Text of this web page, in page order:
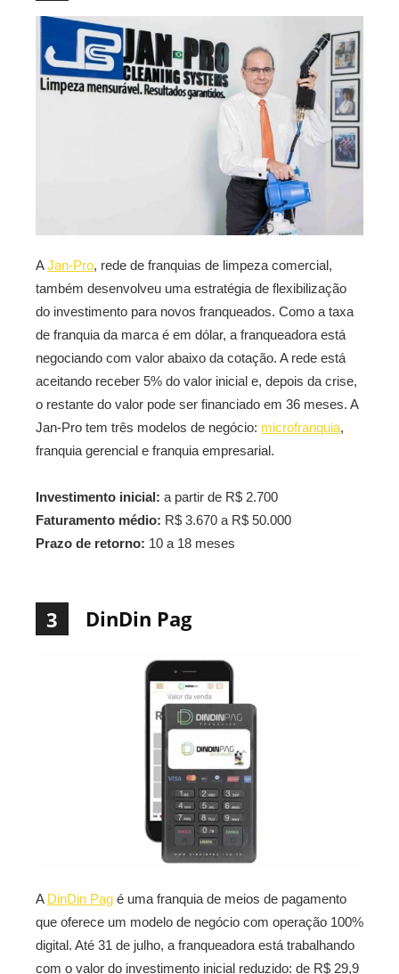
AJan-Pro, rede de franquias de limpeza comercial,
também desenvolveu uma estratégia de flexibilização
do investimento para novos franqueados. Como a taxa
de franquia da marca é em dólar, a franqueadora está
negociando com valor abaixo da cotação. A rede está
aceitando receber 5% do valor inicial e, depois da crise,
o restante do valor pode ser financiado em 36 meses. A
Jan-Pro tem três modelos de negócio: microfranquia,
franquia gerencial e franquia empresarial.
Investimento inicial: a partir de R$ 2.700
Faturamento médio: R$ 3.670 a R$ 50.000
Prazo de retorno: 10 a 18 meses
3 DinDin Pag
A DinDin Pag é uma franquia de meios de pagamento
que oferece um modelo de negócio com operação 100%
digital. Até 31 de julho, a franqueadora está trabalhando
com o valor do investimento inicial reduzido: de R$ 29,9